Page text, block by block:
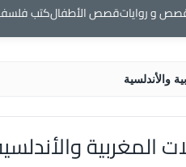
و رواياتقصص الأطفالكتب
والأندلسية
المغربية